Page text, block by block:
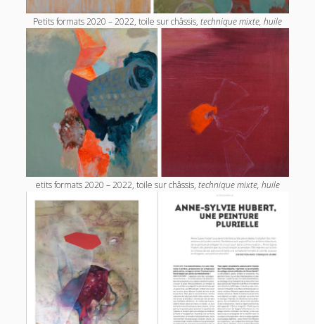
Petits formats 2020 – 2022, toile sur châssis, technique mixte, huile
etits formats 2020 – 2022, toile sur châssis, technique mixte, huile